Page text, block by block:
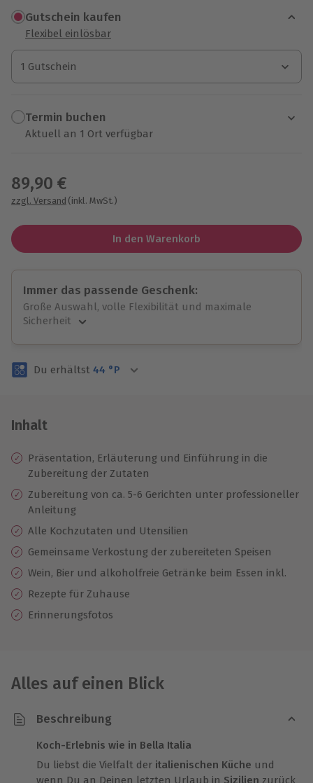
Gutschein kaufen
Flexibel einlösbar
1 Gutschein
1 Gutschein
1 Gutschein
Termin buchen
Aktuell an 1 Ort verfügbar
89,90 €
zzgl. Versand (inkl. MwSt.)
In den Warenkorb
Immer das passende Geschenk:
Große Auswahl, volle Flexibilität und maximale
Sicherheit
Volle Flexibilität
3 Jahre gültig & verlängerbar.
Du erhältst 44 °P
Inhalt
Präsentation, Erläuterung und Einführung in die
Zubereitung der Zutaten
Zubereitung von ca. 5-6 Gerichten unter professioneller
Anleitung
Alle Kochzutaten und Utensilien
Gemeinsame Verkostung der zubereiteten Speisen
Wein, Bier und alkoholfreie Getränke beim Essen inkl.
Rezepte für Zuhause
Erinnerungsfotos
Alles auf einen Blick
Beschreibung
Koch-Erlebnis wie in Bella Italia
Du liebst die Vielfalt der italienischen Küche und
wenn Du an Deinen letzten Urlaub in Sizilien zurück